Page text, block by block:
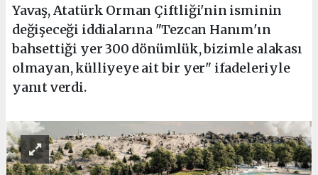
Yavaş, Atatürk Orman Çiftliği'nin isminin
değişeceği iddialarına "Tezcan Hanım'ın
bahsettiği yer 300 dönümlük, bizimle alakası
olmayan, külliyeye ait bir yer" ifadeleriyle
yanıt verdi.